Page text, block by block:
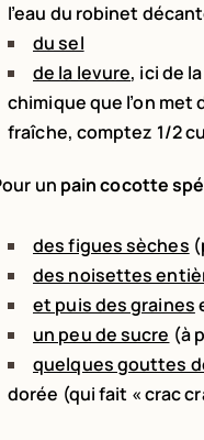
l’eau du robinet
du sel
de la levure, ici de
chimique que l’on
fraîche, comptez 1/2
un pain cocotte
des figues sèches
des noisettes
et puis des graines
un peu de sucre (à
quelques gouttes
dorée (qui fait « crac